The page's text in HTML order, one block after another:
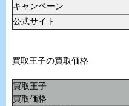
キャンペーン
公式サイト
買取王子の買取価格
買取王子
買取価格